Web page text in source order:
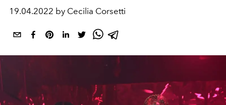
19.04.2022 by Cecilia Corsetti